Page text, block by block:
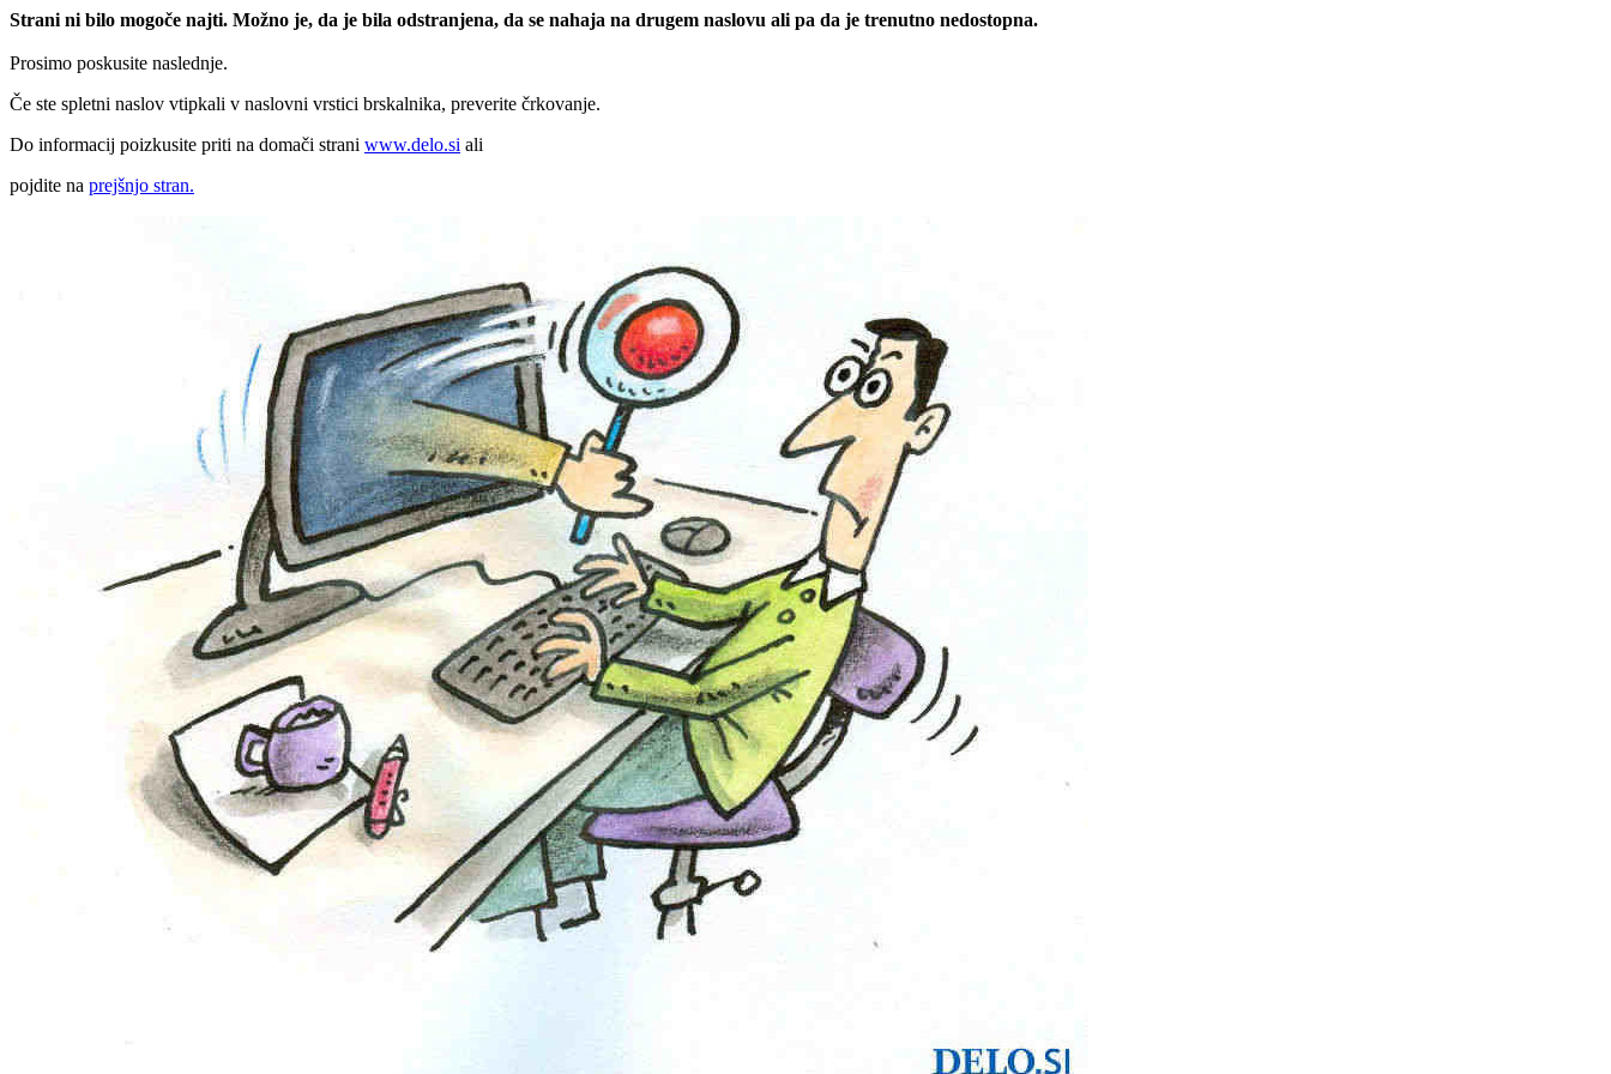
Strani ni bilo mogoče najti. Možno je, da je bila odstranjena, da se nahaja na drugem naslovu ali pa da je trenutno nedostopna.
Prosimo poskusite naslednje.
Če ste spletni naslov vtipkali v naslovni vrstici brskalnika, preverite črkovanje.
Do informacij poizkusite priti na domači strani www.delo.si ali
pojdite na prejšnjo stran.